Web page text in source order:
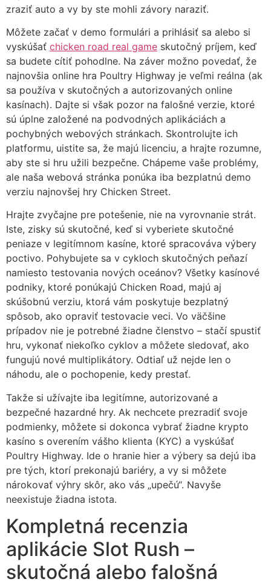
zraziť auto a vy by ste mohli závory naraziť.
Môžete začať v demo formulári a prihlásiť sa alebo si
vyskúšať chicken road real game skutočný príjem, keď
sa budete cítiť pohodlne. Na záver možno povedať, že
najnovšia online hra Poultry Highway je veľmi reálna (ak
sa používa v skutočných a autorizovaných online
kasínach). Dajte si však pozor na falošné verzie, ktoré
sú úplne založené na podvodných aplikáciách a
pochybných webových stránkach. Skontrolujte ich
platformu, uistite sa, že majú licenciu, a hrajte rozumne,
aby ste si hru užili bezpečne. Chápeme vaše problémy,
ale naša webová stránka ponúka iba bezplatnú demo
verziu najnovšej hry Chicken Street.
Hrajte zvyčajne pre potešenie, nie na vyrovnanie strát.
Iste, zisky sú skutočné, keď si vyberiete skutočné
peniaze v legitímnom kasíne, ktoré spracováva výbery
poctivo. Pohybujete sa v cykloch skutočných peňazí
namiesto testovania nových oceánov? Všetky kasínové
podniky, ktoré ponúkajú Chicken Road, majú aj
skúšobnú verziu, ktorá vám poskytuje bezplatný
spôsob, ako opraviť testovacie veci. Vo väčšine
prípadov nie je potrebné žiadne členstvo – stačí spustiť
hru, vykonať niekoľko cyklov a môžete sledovať, ako
fungujú nové multiplikátory. Odtiaľ už nejde len o
náhodu, ale o pochopenie, kedy prestať.
Takže si užívajte iba legitímne, autorizované a
bezpečné hazardné hry. Ak nechcete prezradiť svoje
podmienky, môžete si dokonca vybrať žiadne krypto
kasíno s overením vášho klienta (KYC) a vyskúšať
Poultry Highway. Ide o hranie hier a výbery sa dejú iba
pre tých, ktorí prekonajú bariéry, a vy si môžete
nárokovať výhry skôr, ako vás „upečú“. Navyše
neexistuje žiadna istota.
Kompletná recenzia
aplikácie Slot Rush –
skutočná alebo falošná